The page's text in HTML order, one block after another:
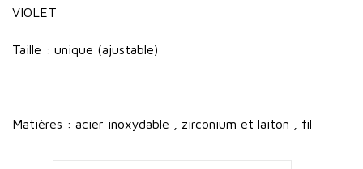
VIOLET
Taille : unique (ajustable)
Matières : acier inoxydable , zirconium et laiton , fil